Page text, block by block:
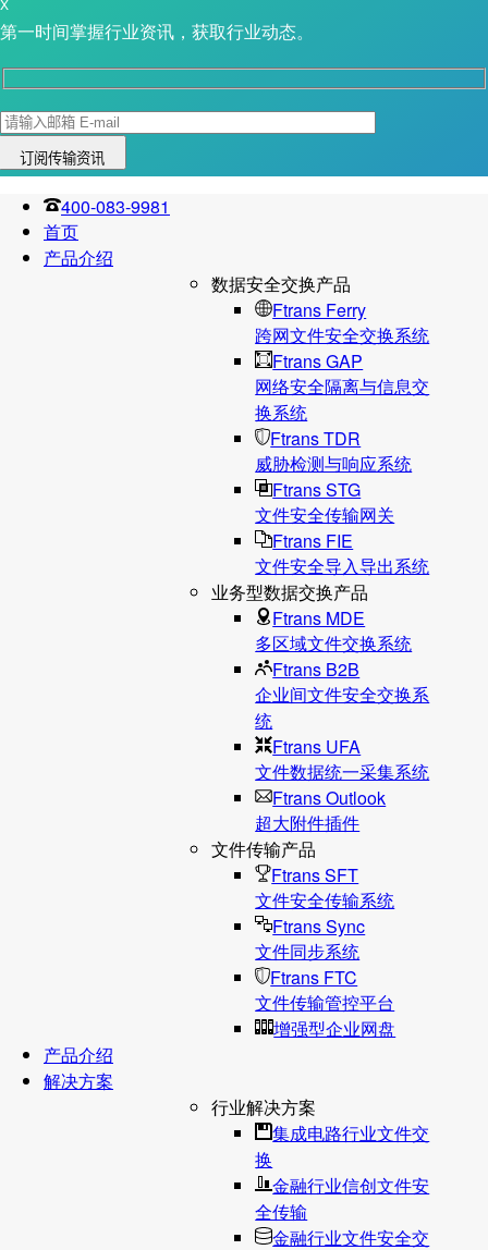
X
第一时间掌握行业资讯，获取行业动态。
400-083-9981
首页
产品介绍
数据安全交换产品
Ftrans Ferry
跨网文件安全交换系统
Ftrans GAP
网络安全隔离与信息交
换系统
Ftrans TDR
威胁检测与响应系统
Ftrans STG
文件安全传输网关
Ftrans FIE
文件安全导入导出系统
业务型数据交换产品
Ftrans MDE
多区域文件交换系统
Ftrans B2B
企业间文件安全交换系
统
Ftrans UFA
文件数据统⼀采集系统
Ftrans Outlook
超大附件插件
文件传输产品
Ftrans SFT
文件安全传输系统
Ftrans Sync
文件同步系统
Ftrans FTC
文件传输管控平台
增强型企业网盘
产品介绍
解决方案
行业解决方案
集成电路行业文件交
换
金融行业信创文件安
全传输
金融行业文件安全交